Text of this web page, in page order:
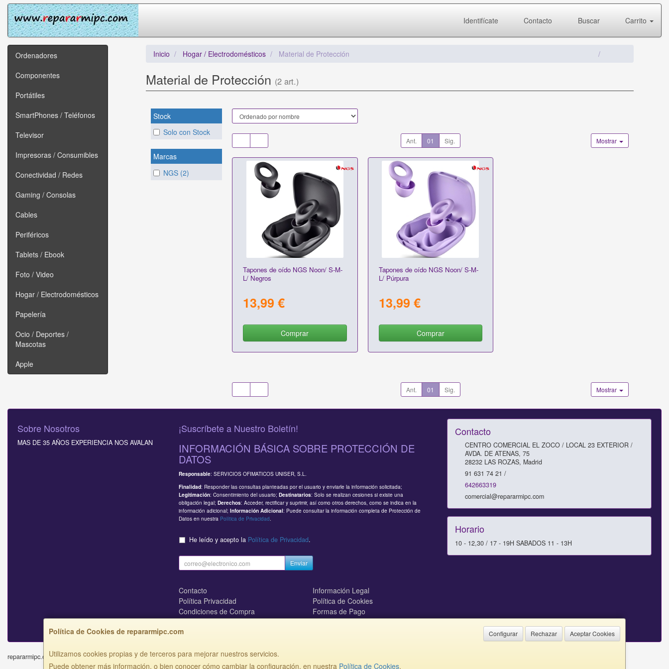
Identifícate Contacto Buscar Carrito
Ordenadores
Componentes
Portátiles
SmartPhones / Teléfonos
Televisor
Impresoras / Consumibles
Conectividad / Redes
Gaming / Consolas
Cables
Periféricos
Tablets / Ebook
Foto / Video
Hogar / Electrodomésticos
Papelería
Ocio / Deportes /
Mascotas
Apple
Inicio Hogar / Electrodomésticos Material de Protección
Material de Protección (2 art.)
Stock
Solo con Stock
Marcas
NGS (2)
Ant. 01 Sig. Mostrar
Tapones de oído NGS Noon/ S-M-
L/ Negros
13,99 €
Comprar
Tapones de oído NGS Noon/ S-M-
L/ Púrpura
13,99 €
Comprar
Ant. 01 Sig. Mostrar
Política de Cookies de repararmipc.com Configurar Rechazar Aceptar Cookies
Utilizamos cookies propias y de terceros para mejorar nuestros servicios.
Puede obtener más información, o bien conocer cómo cambiar la configuración, en nuestra Política de Cookies.
Sobre Nosotros
MAS DE 35 AÑOS EXPERIENCIA NOS AVALAN
¡Suscríbete a Nuestro Boletín!
INFORMACIÓN BÁSICA SOBRE PROTECCIÓN DE
DATOS
Responsable: SERVICIOS OFIMATICOS UNISER, S.L.
Finalidad: Responder las consultas planteadas por el usuario y enviarle la información solicitada;
Legitimación: Consentimiento del usuario; Destinatarios: Solo se realizan cesiones si existe una
obligación legal; Derechos: Acceder, rectificar y suprimir, así como otros derechos, como se indica en la
información adicional; Información Adicional: Puede consultar la información completa de Protección de
Datos en nuestra Política de Privacidad.
He leído y acepto la Política de Privacidad.
Enviar
Contacto
Información Legal
Política Privacidad
Política de Cookies
Condiciones de Compra
Formas de Pago
¿Quienes Somos?
Contacto
CENTRO COMERCIAL EL ZOCO / LOCAL 23 EXTERIOR /
AVDA. DE ATENAS, 75
28232 LAS ROZAS, Madrid
91 631 74 21 /
642663319
comercial@repararmipc.com
Horario
10 - 12,30 / 17 - 19H SABADOS 11 - 13H
repararmipc.com © 2026
, , , , España. - C.I.F.: B81220758 - Tfno: